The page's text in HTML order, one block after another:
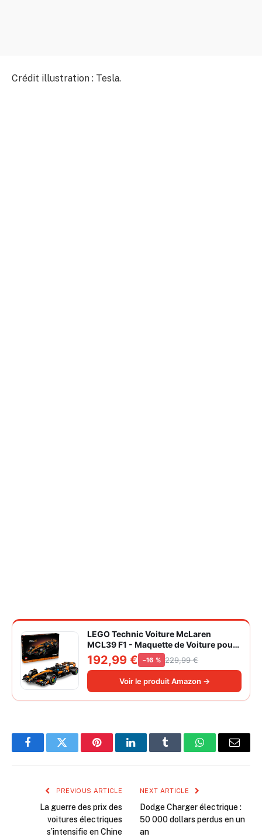
Crédit illustration : Tesla.
LEGO Technic Voiture McLaren
MCL39 F1 - Maquette de Voiture pour
Adulte - Set de Construction Formule 1
Collector - Moteur V6 & Différentiel -
Idée Cadeau pour Fans de Sport
Automobile 42228
192,99 € −16 % 229,99 €
Voir le produit Amazon →
FacebookTwitter PinterestLinkedInTumblr WhatsAppEmail
PREVIOUS ARTICLE
La guerre des prix des
voitures électriques
s’intensifie en Chine
NEXT ARTICLE
Dodge Charger électrique :
50 000 dollars perdus en un
an